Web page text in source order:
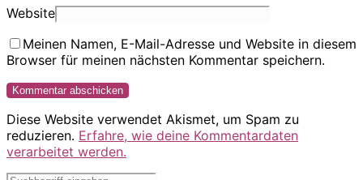
Website
Meinen Namen, E-Mail-Adresse und Website in diesem
Browser für meinen nächsten Kommentar speichern.
Diese Website verwendet Akismet, um Spam zu
reduzieren. Erfahre, wie deine Kommentardaten
verarbeitet werden.